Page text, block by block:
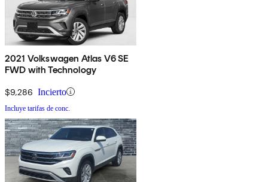
2021 Volkswagen Atlas V6 SE
FWD with Technology
$9,286 Incierto
Incluye tarifas de conc.